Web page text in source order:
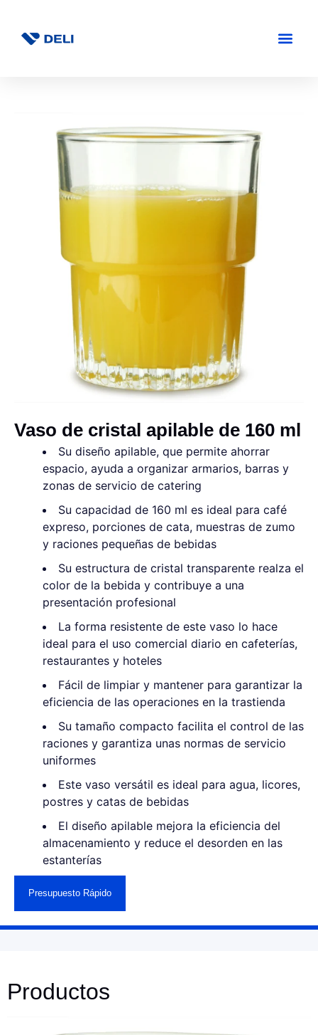
Vaso de cristal apilable de 160 ml
Su diseño apilable, que permite ahorrar
espacio, ayuda a organizar armarios, barras y
zonas de servicio de catering
Su capacidad de 160 ml es ideal para café
expreso, porciones de cata, muestras de zumo
y raciones pequeñas de bebidas
Su estructura de cristal transparente realza el
color de la bebida y contribuye a una
presentación profesional
La forma resistente de este vaso lo hace
ideal para el uso comercial diario en cafeterías,
restaurantes y hoteles
Fácil de limpiar y mantener para garantizar la
eficiencia de las operaciones en la trastienda
Su tamaño compacto facilita el control de las
raciones y garantiza unas normas de servicio
uniformes
Este vaso versátil es ideal para agua, licores,
postres y catas de bebidas
El diseño apilable mejora la eficiencia del
almacenamiento y reduce el desorden en las
estanterías
Presupuesto Rápido
Productos